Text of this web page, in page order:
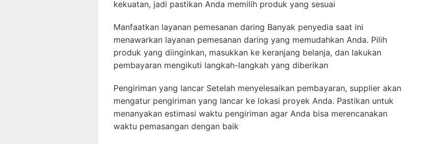
kekuatan, jadi pastikan Anda memilih produk yang sesuai
Manfaatkan layanan pemesanan daring Banyak penyedia saat ini
menawarkan layanan pemesanan daring yang memudahkan Anda. Pilih
produk yang diinginkan, masukkan ke keranjang belanja, dan lakukan
pembayaran mengikuti langkah-langkah yang diberikan
Pengiriman yang lancar Setelah menyelesaikan pembayaran, supplier akan
mengatur pengiriman yang lancar ke lokasi proyek Anda. Pastikan untuk
menanyakan estimasi waktu pengiriman agar Anda bisa merencanakan
waktu pemasangan dengan baik